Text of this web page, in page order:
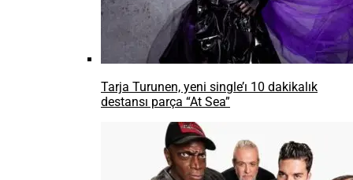
Tarja Turunen, yeni single’ı 10 dakikalık
destansı parça “At Sea”